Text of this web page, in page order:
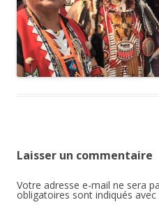
Laisser un commentaire
Votre adresse e-mail ne sera
obligatoires sont indiqués avec